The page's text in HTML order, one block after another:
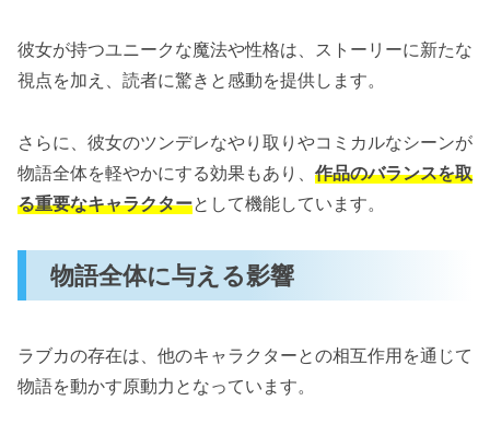
彼女が持つユニークな魔法や性格は、ストーリーに新たな
視点を加え、読者に驚きと感動を提供します。
さらに、彼女のツンデレなやり取りやコミカルなシーンが
物語全体を軽やかにする効果もあり、 作品のバランスを取
る重要なキャラクターとして機能しています。
物語全体に与える影響
ラブカの存在は、他のキャラクターとの相互作用を通じて
物語を動かす原動力となっています。